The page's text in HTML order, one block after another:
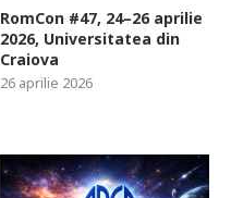
RomCon #47, 24–26 aprilie
2026, Universitatea din
Craiova
26 aprilie 2026